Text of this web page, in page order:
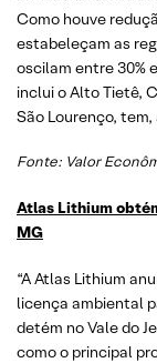
Como houve
estabeleçam as
oscilam entre 30%
inclui o Alto Tietê,
São Lourenço,
Fonte: Valor
Atlas Lithium
MG
“A Atlas Lithium
licença ambiental
detém no Vale do
como o principal